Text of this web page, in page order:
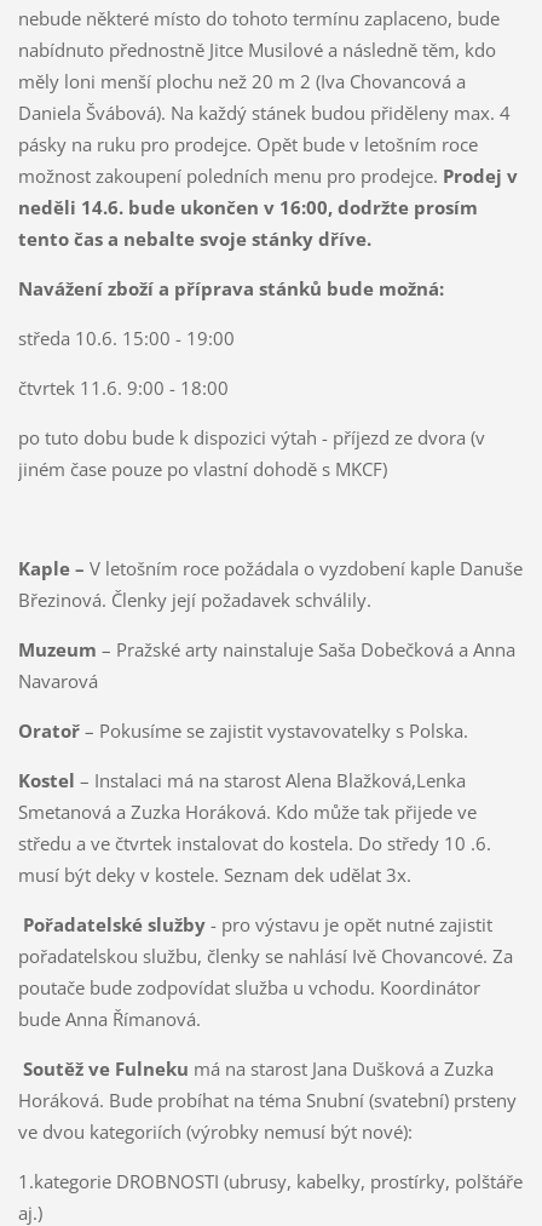
nebude některé místo do tohoto termínu zaplaceno, bude
nabídnuto přednostně Jitce Musilové a následně těm, kdo
měly loni menší plochu než 20 m 2 (Iva Chovancová a
Daniela Švábová). Na každý stánek budou přiděleny max. 4
pásky na ruku pro prodejce. Opět bude v letošním roce
možnost zakoupení poledních menu pro prodejce. Prodej v
neděli 14.6. bude ukončen v 16:00, dodržte prosím
tento čas a nebalte svoje stánky dříve.
Navážení zboží a příprava stánků bude možná:
středa 10.6. 15:00 - 19:00
čtvrtek 11.6. 9:00 - 18:00
po tuto dobu bude k dispozici výtah - příjezd ze dvora (v
jiném čase pouze po vlastní dohodě s MKCF)
Kaple – V letošním roce požádala o vyzdobení kaple Danuše
Březinová. Členky její požadavek schválily.
Muzeum – Pražské arty nainstaluje Saša Dobečková a Anna
Navarová
Oratoř– Pokusíme se zajistit vystavovatelky s Polska.
Kostel – Instalaci má na starost Alena Blažková,Lenka
Smetanová a Zuzka Horáková. Kdo může tak přijede ve
středu a ve čtvrtek instalovat do kostela. Do středy 10 .6.
musí být deky v kostele. Seznam dek udělat 3x.
Pořadatelské služby- pro výstavu je opět nutné zajistit
pořadatelskou službu, členky se nahlásí Ivě Chovancové. Za
poutače bude zodpovídat služba u vchodu. Koordinátor
bude Anna Římanová.
Soutěž ve Fulneku má na starost Jana Dušková a Zuzka
Horáková. Bude probíhat na téma Snubní (svatební) prsteny
ve dvou kategoriích (výrobky nemusí být nové):
1.kategorie DROBNOSTI (ubrusy, kabelky, prostírky, polštáře
aj.)